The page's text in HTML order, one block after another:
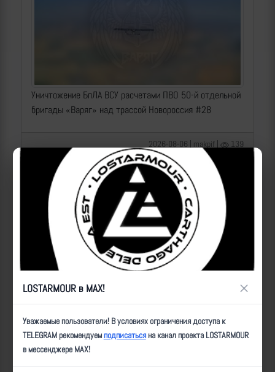
Уничтожение БпЛА ВСУ расчетами ПВО 50-й отдельной
бригады «Варяг» над трассой Новороссия #28
2026-08-06 | makpif | 139
Операторы Центра "Рубикон" бьют по целям ВСУ на
Донбассе
LOSTARMOUR в MAX! ×
Уважаемые пользователи! В условиях ограничения доступа к
TELEGRAM рекомендуемподписатьсяна канал проекта LOSTARMOUR
в мессенджере MAX!